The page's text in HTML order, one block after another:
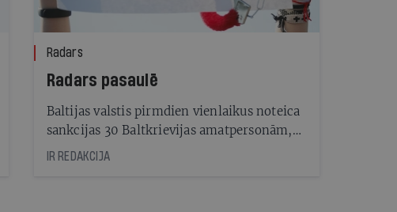
Radars
Radars pasaulē
Baltijas valstis pirmdien vienlaikus noteica
sankcijas 30 Baltkrievijas amatpersonām,
to skaitā diktatoram Aleksandram
IR REDAKCIJA